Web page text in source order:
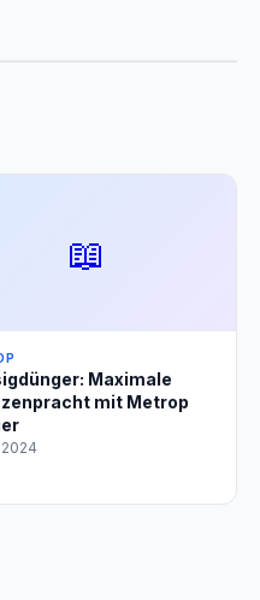
📖
Maximale
mit Metrop